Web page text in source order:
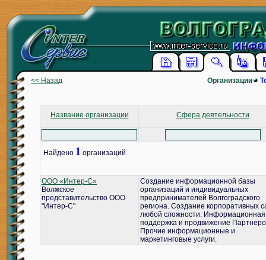
<< Назад Организации
Название организации Сфера деятельности
Найдено 1 организаций
ООО «Интер-С»
Волжское
представительство ООО
"Интер-С"
Создание информационной базы
организаций и индивидуальных
предпринимателей Волгоградского
региона. Создание корпоративных
любой сложности. Информационная
поддержка и продвижение
Прочие информационные и
маркетинговые услуги.